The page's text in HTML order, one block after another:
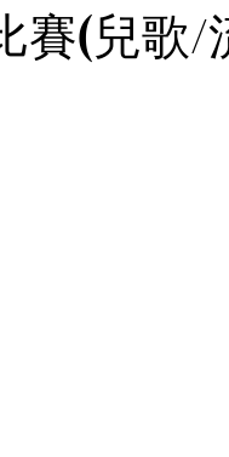
賽(兒歌/